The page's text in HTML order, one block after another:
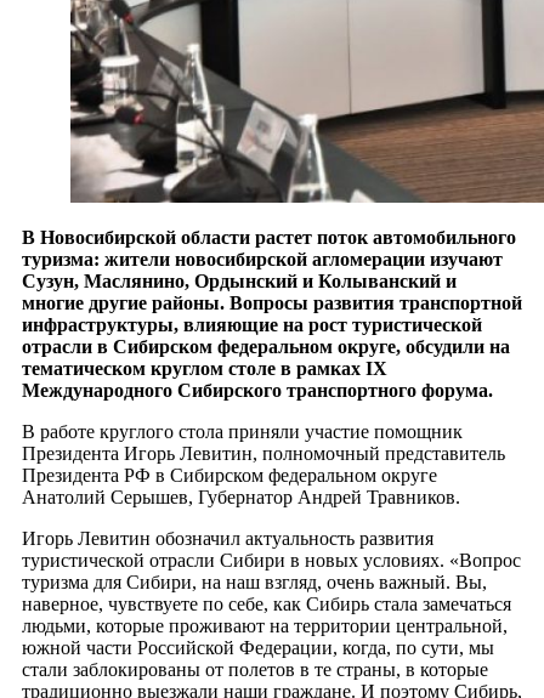
В Новосибирской области растет поток автомобильного
туризма: жители новосибирской агломерации изучают
Сузун, Маслянино, Ордынский и Колыванский и
многие другие районы. Вопросы развития транспортной
инфраструктуры, влияющие на рост туристической
отрасли в Сибирском федеральном округе, обсудили на
тематическом круглом столе в рамках IX
Международного Сибирского транспортного форума.
В работе круглого стола приняли участие помощник
Президента Игорь Левитин, полномочный представитель
Президента РФ в Сибирском федеральном округе
Анатолий Серышев, Губернатор Андрей Травников.
Игорь Левитин обозначил актуальность развития
туристической отрасли Сибири в новых условиях. «Вопрос
туризма для Сибири, на наш взгляд, очень важный. Вы,
наверное, чувствуете по себе, как Сибирь стала замечаться
людьми, которые проживают на территории центральной,
южной части Российской Федерации, когда, по сути, мы
стали заблокированы от полетов в те страны, в которые
традиционно выезжали наши граждане. И поэтому Сибирь,